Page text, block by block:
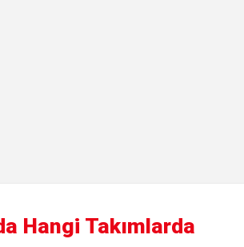
Hangi Takımlarda